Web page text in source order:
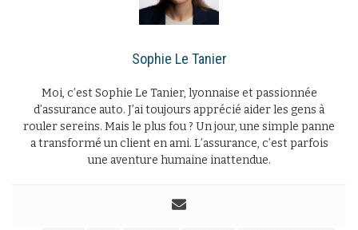
Sophie Le Tanier
Moi, c’est Sophie Le Tanier, lyonnaise et passionnée
d’assurance auto. J’ai toujours apprécié aider les gens à
rouler sereins. Mais le plus fou ? Un jour, une simple panne
a transformé un client en ami. L’assurance, c’est parfois
une aventure humaine inattendue.